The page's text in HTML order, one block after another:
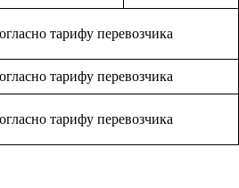
тарифу перевозчика
тарифу перевозчика
тарифу перевозчика